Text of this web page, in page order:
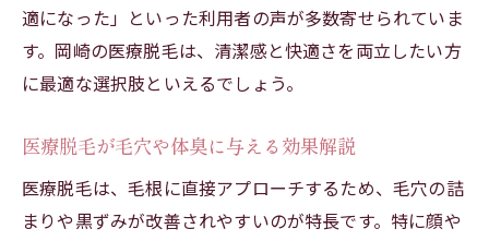
適になった」といった利用者の声が多数寄せられていま
す。岡崎の医療脱毛は、清潔感と快適さを両立したい方
に最適な選択肢といえるでしょう。
医療脱毛が毛穴や体臭に与える効果解説
医療脱毛は、毛根に直接アプローチするため、毛穴の詰
まりや黒ずみが改善されやすいのが特長です。特に顔や